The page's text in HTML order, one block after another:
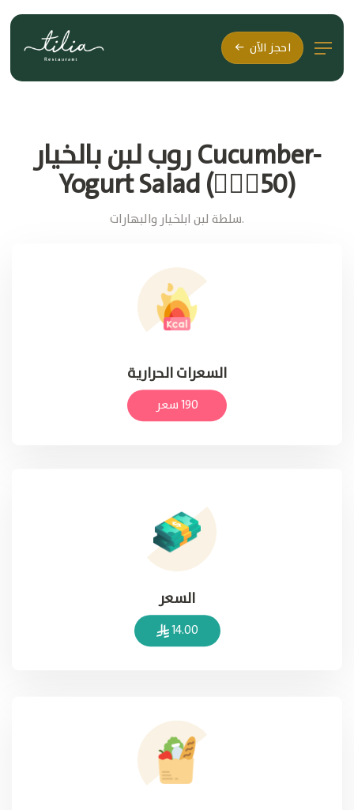
احجز الآن
روب لبن بالخيار Cucumber-
Yogurt Salad (🚶🏽‍♂50)
سلطة لبن ابلخيار والبهارات.
السعرات الحرارية
190 سعر
السعر
14.00